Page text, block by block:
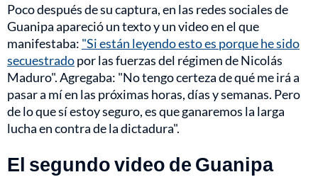
Poco después de su captura, en las redes sociales de
Guanipa apareció un texto y un video en el que
manifestaba: "Si están leyendo esto es porque he sido
secuestradopor las fuerzas del régimen de Nicolás
Maduro". Agregaba: "No tengo certeza de qué me irá a
pasar a mí en las próximas horas, días y semanas. Pero
de lo que sí estoy seguro, es que ganaremos la larga
lucha en contra de la dictadura".
El segundo video de Guanipa